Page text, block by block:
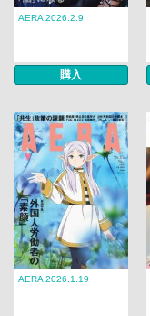
AERA 2026.2.9
購入
AERA 2026.1.19